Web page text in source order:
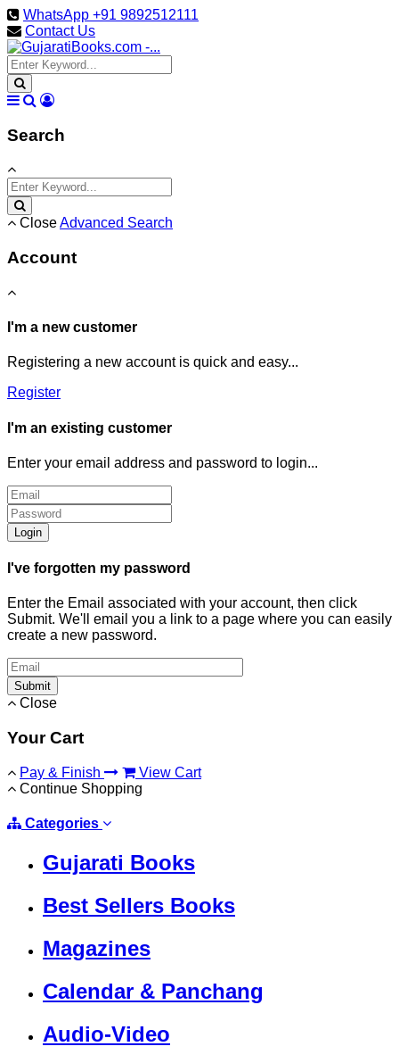
WhatsApp +91 9892512111
Contact Us
Search
CloseAdvanced Search
Account
I'm a new customer
Registering a new account is quick and easy...
Register
I'm an existing customer
Enter your email address and password to login...
Login
I've forgotten my password
Enter the Email associated with your account, then click
Submit. We'll email you a link to a page where you can easily
create a new password.
Submit
Close
Your Cart
Pay & Finish
View Cart
Continue Shopping
Categories
Gujarati Books
Best Sellers Books
Magazines
Calendar & Panchang
Audio-Video